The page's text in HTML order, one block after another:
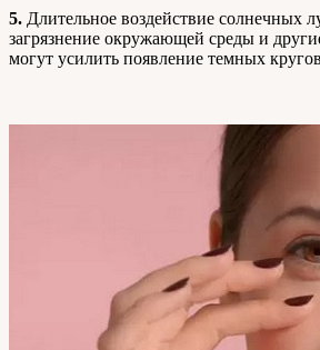
5. Длительное воздействие солнечных
загрязнение окружающей среды и
могут усилить появление темных